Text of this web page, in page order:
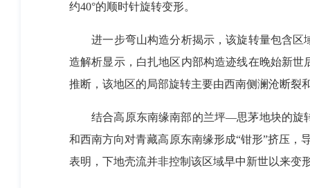
约40°的顺时针旋转变形。
进一步弯山构造分析揭示，该旋转量包含区
造解析显示， 白扎地区内部构造迹线在晚始新世
推断， 该地区的局部旋转主要由西南侧澜沧断裂
结合高原东南缘南部的兰坪—思茅地块的旋
和西南方向对青藏高原东南缘形成“钳形”挤压，
表明，下地壳流并非控制该区域早中新世以来变